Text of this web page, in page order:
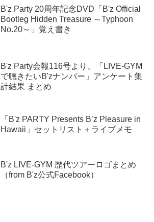
B'z Party 20周年記念DVD「B'z Official
Bootleg Hidden Treasure ～Typhoon
No.20～」覚え書き
B'z Party会報116号より、「LIVE-GYM
で聴きたいB'zナンバー」アンケート集
計結果 まとめ
「B'z PARTY Presents B’z Pleasure in
Hawaii」セットリスト＋ライブメモ
B'z LIVE-GYM 歴代ツアーロゴまとめ
（from B'z公式Facebook）